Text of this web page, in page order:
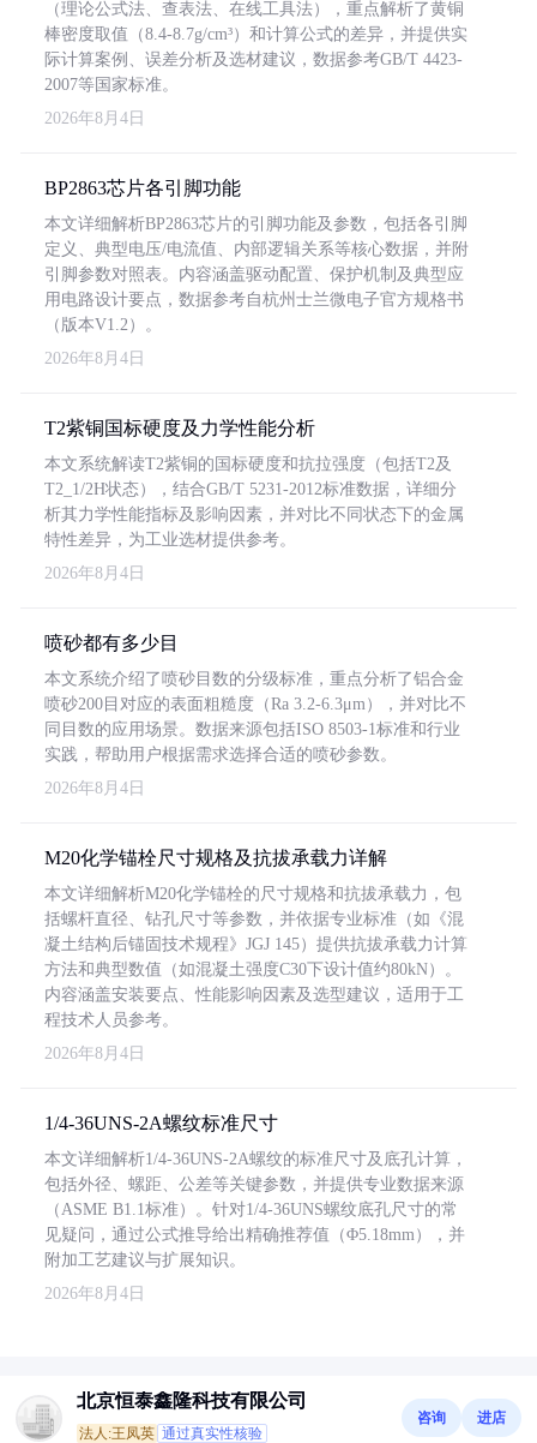
（理论公式法、查表法、在线工具法），重点解析了黄铜
棒密度取值（8.4-8.7g/cm³）和计算公式的差异，并提供实
际计算案例、误差分析及选材建议，数据参考GB/T 4423-
2007等国家标准。
2026年8月4日
BP2863芯片各引脚功能
本文详细解析BP2863芯片的引脚功能及参数，包括各引脚
定义、典型电压/电流值、内部逻辑关系等核心数据，并附
引脚参数对照表。内容涵盖驱动配置、保护机制及典型应
用电路设计要点，数据参考自杭州士兰微电子官方规格书
（版本V1.2）。
2026年8月4日
T2紫铜国标硬度及力学性能分析
本文系统解读T2紫铜的国标硬度和抗拉强度（包括T2及
T2_1/2H状态），结合GB/T 5231-2012标准数据，详细分
析其力学性能指标及影响因素，并对比不同状态下的金属
特性差异，为工业选材提供参考。
2026年8月4日
喷砂都有多少目
本文系统介绍了喷砂目数的分级标准，重点分析了铝合金
喷砂200目对应的表面粗糙度（Ra 3.2-6.3μm），并对比不
同目数的应用场景。数据来源包括ISO 8503-1标准和行业
实践，帮助用户根据需求选择合适的喷砂参数。
2026年8月4日
M20化学锚栓尺寸规格及抗拔承载力详解
本文详细解析M20化学锚栓的尺寸规格和抗拔承载力，包
括螺杆直径、钻孔尺寸等参数，并依据专业标准（如《混
凝土结构后锚固技术规程》JGJ 145）提供抗拔承载力计算
方法和典型数值（如混凝土强度C30下设计值约80kN）。
内容涵盖安装要点、性能影响因素及选型建议，适用于工
程技术人员参考。
2026年8月4日
1/4-36UNS-2A螺纹标准尺寸
本文详细解析1/4-36UNS-2A螺纹的标准尺寸及底孔计算，
包括外径、螺距、公差等关键参数，并提供专业数据来源
（ASME B1.1标准）。针对1/4-36UNS螺纹底孔尺寸的常
见疑问，通过公式推导给出精确推荐值（Φ5.18mm），并
附加工艺建议与扩展知识。
2026年8月4日
北京恒泰鑫隆科技有限公司
法人:王凤英 通过真实性核验
咨询 进店